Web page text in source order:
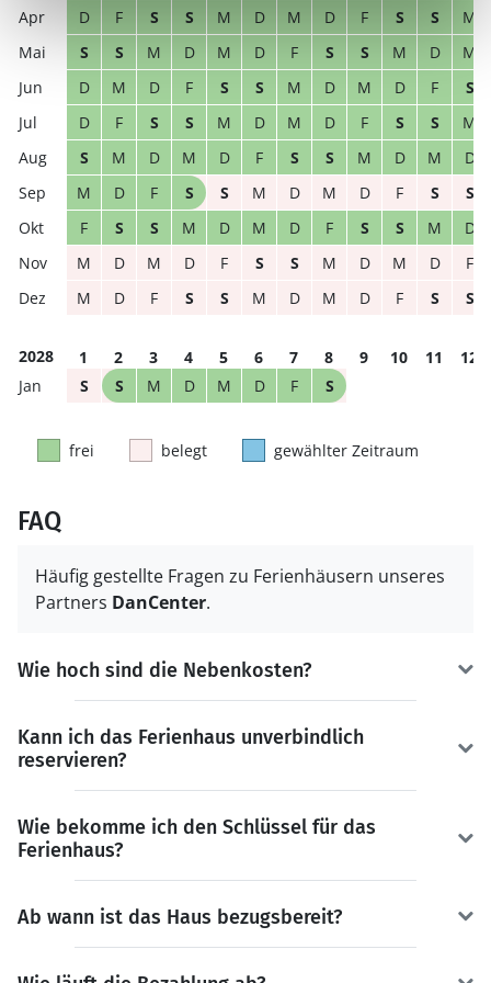
D
F S S M D M D F S S
M
S
S M D M D F S S M D
M
D
M D F S S M D M D F
S
D
F S S M D M D F S S
M
S
M D M D F S S M D M
D
M
D F S S M D M D F S
S
F
S S M D M D F S S M
D
M
D M D F S S M D M D
F
M
D F S S M D M D F S S
2028 1 2 3 4 5 6 7 8 9 10 11
12
S
S M D M D F S
frei belegt gewählter Zeitraum
FAQ
Häufig gestellte Fragen zu Ferienhäusern unseres
Partners DanCenter.
Wie hoch sind die Nebenkosten?
Kann ich das Ferienhaus unverbindlich
reservieren?
Wie bekomme ich den Schlüssel für das
Ferienhaus?
Ab wann ist das Haus bezugsbereit?